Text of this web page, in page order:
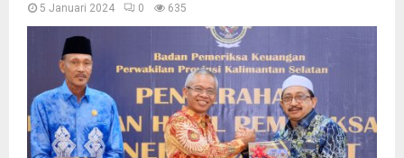
5 Januari 2024 0 635